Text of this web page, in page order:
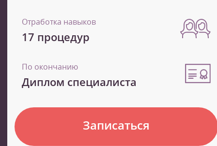
Отработка навыков
17 процедур
По окончанию
Диплом специалиста
Записаться